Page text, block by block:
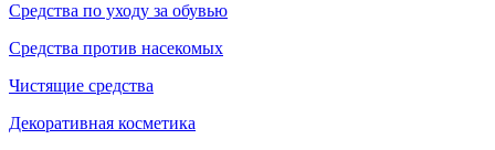
Средства по уходу за обувью
Средства против насекомых
Чистящие средства
Декоративная косметика